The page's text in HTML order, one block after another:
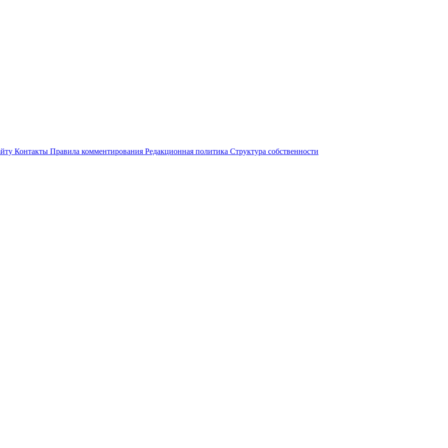
Контакты Правила комментирования Редакционная политика Структура собственности